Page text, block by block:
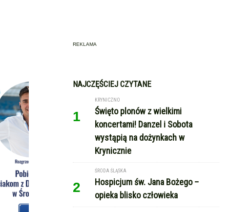
REKLAMA
NAJCZĘŚCIEJ CZYTANE
1
KRYNICZNO
Święto plonów z wielkimi
koncertami! Danzel i Sobota
wystąpią na dożynkach w
Krynicznie
2
ŚRODA ŚLĄSKA
Hospicjum św. Jana Bożego –
opieka blisko człowieka